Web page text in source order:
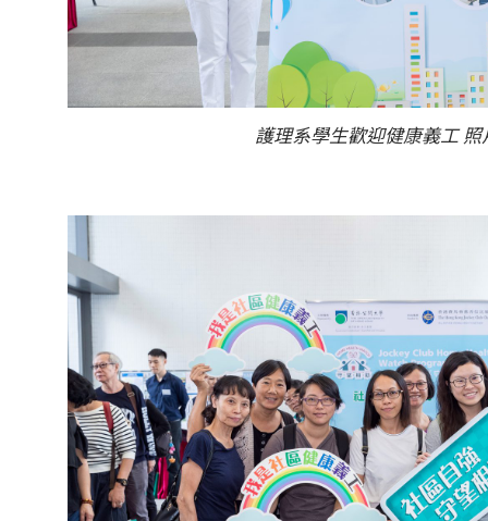
護理系學生歡迎健康義工 照